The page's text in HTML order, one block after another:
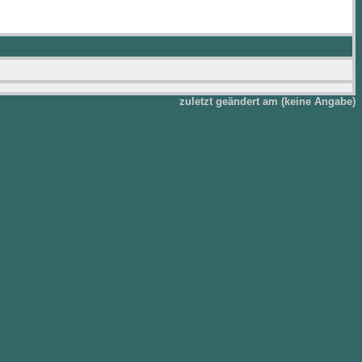
zuletzt geändert am (keine Angabe)